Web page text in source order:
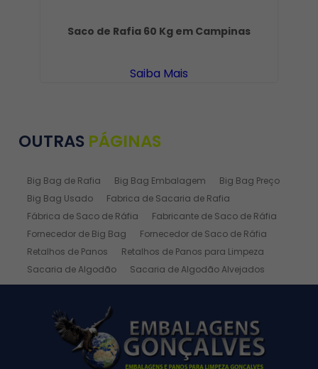
Saco de Rafia 60 Kg em Campinas
Saiba Mais
OUTRAS PÁGINAS
Big Bag de Rafia Big Bag Embalagem
Big Bag Preço
Big Bag Usado
Fabrica de Sacaria de Rafia
Fábrica de Saco de Ráfia
Fabricante de Saco de Ráfia
Fornecedor de Big Bag
Fornecedor de Saco de Ráfia
Retalhos de Panos
Retalhos de Panos para Limpeza
Sacaria de Algodão
Sacaria de Algodão Alvejados
Sacaria de Ráfia
Sacaria de Rafia Laminada
Saco de Rafia
Saco de Rafia 100 Kg
Saco de Rafia 20kg
Saco de Ráfia 25 Kg
Saco de Ráfia 30 Kg
Saco de Rafia 40 Kg